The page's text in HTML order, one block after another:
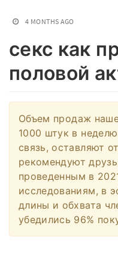
4 MONTHS AGO
секс как
половой
Объем продаж
1000 штук в
связь, оставляют
рекомендуют
проведенным в
исследованиям, в
длины и обхвата
убедились 96%